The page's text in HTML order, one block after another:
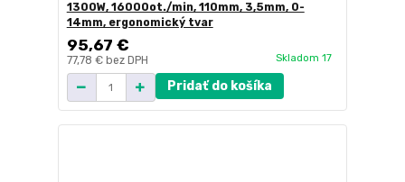
1300W, 16000ot./min, 110mm, 3,5mm, 0-
14mm, ergonomický tvar
95,67 €
77,78 € bez DPH Skladom 17
Pridať do košíka